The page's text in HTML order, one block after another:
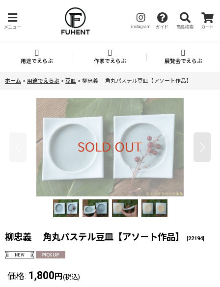
メニュー instagram ガイド 商品検索 カート
用途でえらぶ 作家でえらぶ 展覧会でえらぶ
ホーム > 用途でえらぶ > 豆皿 > 柳忠義 角丸パステル豆皿【アソート作品】
柳忠義 角丸パステル豆皿【アソート作品】 [22194]
価格: 1,800 円 (税込)